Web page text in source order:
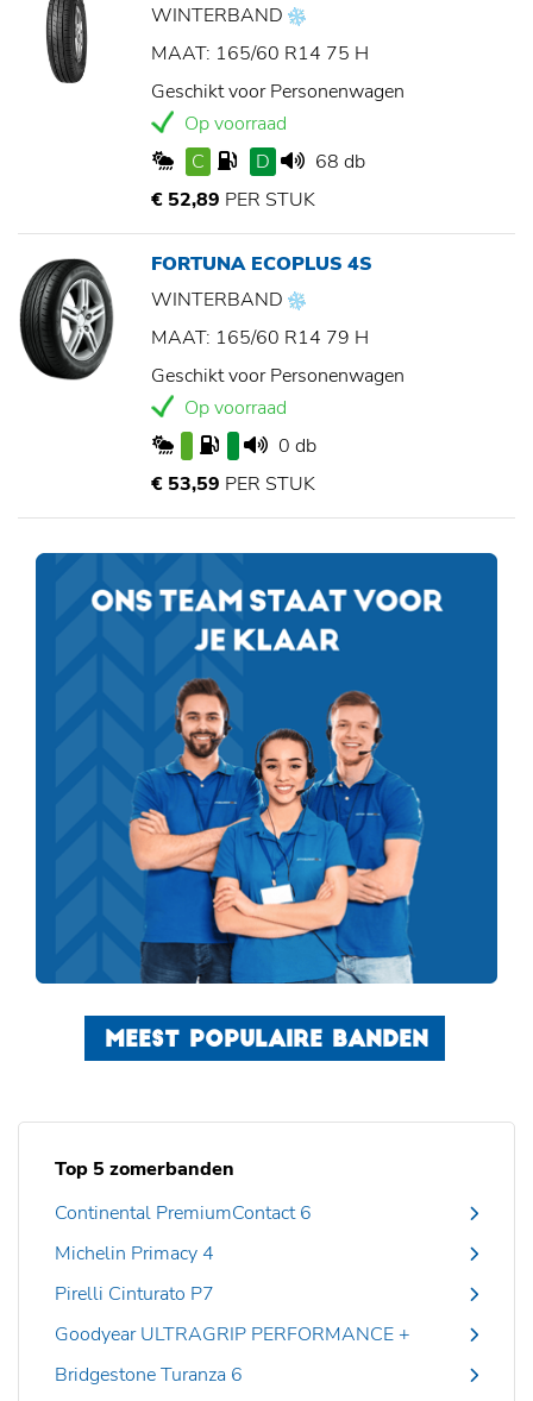
WINTERBAND
MAAT: 165/60 R14 75 H
Geschikt voor Personenwagen
Op voorraad
C
D
68 db
€ 52,89 PER STUK
FORTUNA ECOPLUS 4S
WINTERBAND
MAAT: 165/60 R14 79 H
Geschikt voor Personenwagen
Op voorraad
0 db
€ 53,59 PER STUK
MEEST POPULAIRE BANDEN
Top 5 zomerbanden
Continental PremiumContact 6
Michelin Primacy 4
Pirelli Cinturato P7
Goodyear ULTRAGRIP PERFORMANCE +
Bridgestone Turanza 6